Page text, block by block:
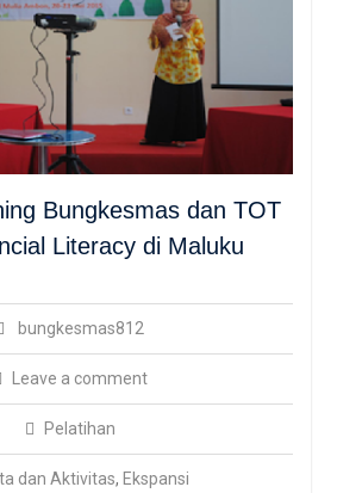
Bungkesmas dan TOT
Literacy di Maluku
bungkesmas812
Leave a comment
Pelatihan
dan Aktivitas, Ekspansi